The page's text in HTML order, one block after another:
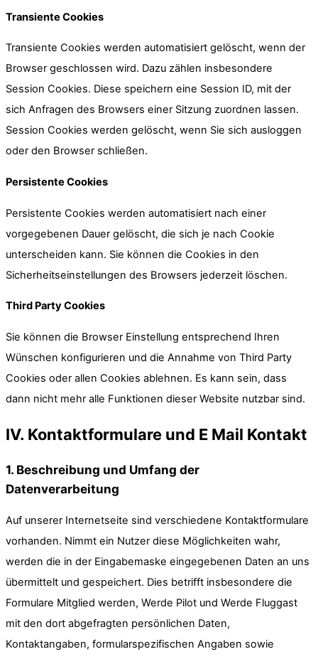
Transiente Cookies
Transiente Cookies werden automatisiert gelöscht, wenn der
Browser geschlossen wird. Dazu zählen insbesondere
Session Cookies. Diese speichern eine Session ID, mit der
sich Anfragen des Browsers einer Sitzung zuordnen lassen.
Session Cookies werden gelöscht, wenn Sie sich ausloggen
oder den Browser schließen.
Persistente Cookies
Persistente Cookies werden automatisiert nach einer
vorgegebenen Dauer gelöscht, die sich je nach Cookie
unterscheiden kann. Sie können die Cookies in den
Sicherheitseinstellungen des Browsers jederzeit löschen.
Third Party Cookies
Sie können die Browser Einstellung entsprechend Ihren
Wünschen konfigurieren und die Annahme von Third Party
Cookies oder allen Cookies ablehnen. Es kann sein, dass
dann nicht mehr alle Funktionen dieser Website nutzbar sind.
IV. Kontaktformulare und E Mail Kontakt
1. Beschreibung und Umfang der
Datenverarbeitung
Auf unserer Internetseite sind verschiedene Kontaktformulare
vorhanden. Nimmt ein Nutzer diese Möglichkeiten wahr,
werden die in der Eingabemaske eingegebenen Daten an uns
übermittelt und gespeichert. Dies betrifft insbesondere die
Formulare Mitglied werden, Werde Pilot und Werde Fluggast
mit den dort abgefragten persönlichen Daten,
Kontaktangaben, formularspezifischen Angaben sowie